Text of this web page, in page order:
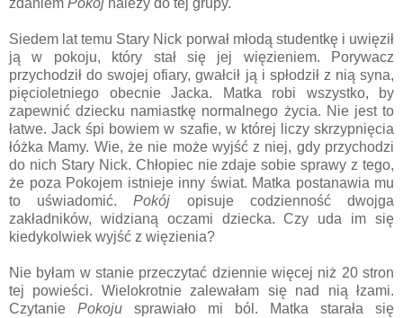
zdaniem Pokój należy do tej grupy.
Siedem lat temu Stary Nick porwał młodą studentkę i uwięził
ją w pokoju, który stał się jej więzieniem. Porywacz
przychodził do swojej ofiary, gwałcił ją i spłodził z nią syna,
pięcioletniego obecnie Jacka. Matka robi wszystko, by
zapewnić dziecku namiastkę normalnego życia. Nie jest to
łatwe. Jack śpi bowiem w szafie, w której liczy skrzypnięcia
łóżka Mamy. Wie, że nie może wyjść z niej, gdy przychodzi
do nich Stary Nick. Chłopiec nie zdaje sobie sprawy z tego,
że poza Pokojem istnieje inny świat. Matka postanawia mu
to uświadomić.Pokój opisuje codzienność dwojga
zakładników, widzianą oczami dziecka. Czy uda im się
kiedykolwiek wyjść z więzienia?
Nie byłam w stanie przeczytać dziennie więcej niż 20 stron
tej powieści. Wielokrotnie zalewałam się nad nią łzami.
Czytanie Pokoju sprawiało mi ból. Matka starała się